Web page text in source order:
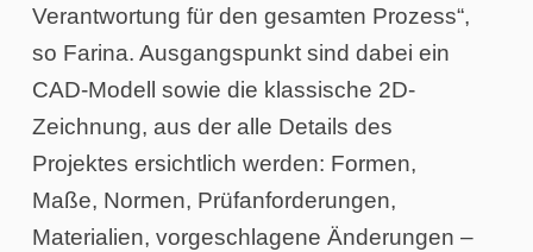
Verantwortung für den gesamten Prozess“,
so Farina. Ausgangspunkt sind dabei ein
CAD-Modell sowie die klassische 2D-
Zeichnung, aus der alle Details des
Projektes ersichtlich werden: Formen,
Maße, Normen, Prüfanforderungen,
Materialien, vorgeschlagene Änderungen –